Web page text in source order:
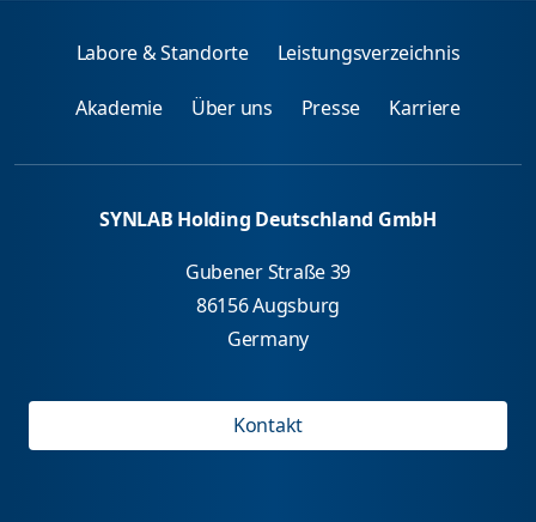
Labore & Standorte Leistungsverzeichnis
Akademie Über uns Presse Karriere
SYNLAB Holding Deutschland GmbH
Gubener Straße 39
86156 Augsburg
Germany
Kontakt